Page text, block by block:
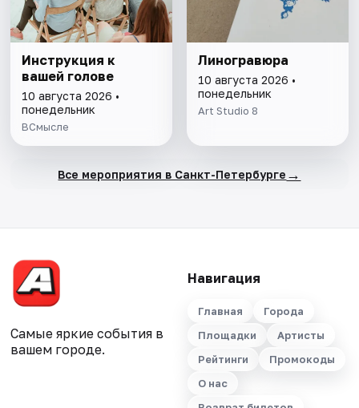
Инструкция к
вашей голове
10 августа 2026 •
понедельник
ВСмысле
Линогравюра
10 августа 2026 •
понедельник
Art Studio 8
Все мероприятия в Санкт-Петербурге →
Самые яркие события в
вашем городе.
Навигация
Главная
Города
Площадки
Артисты
Рейтинги
Промокоды
О нас